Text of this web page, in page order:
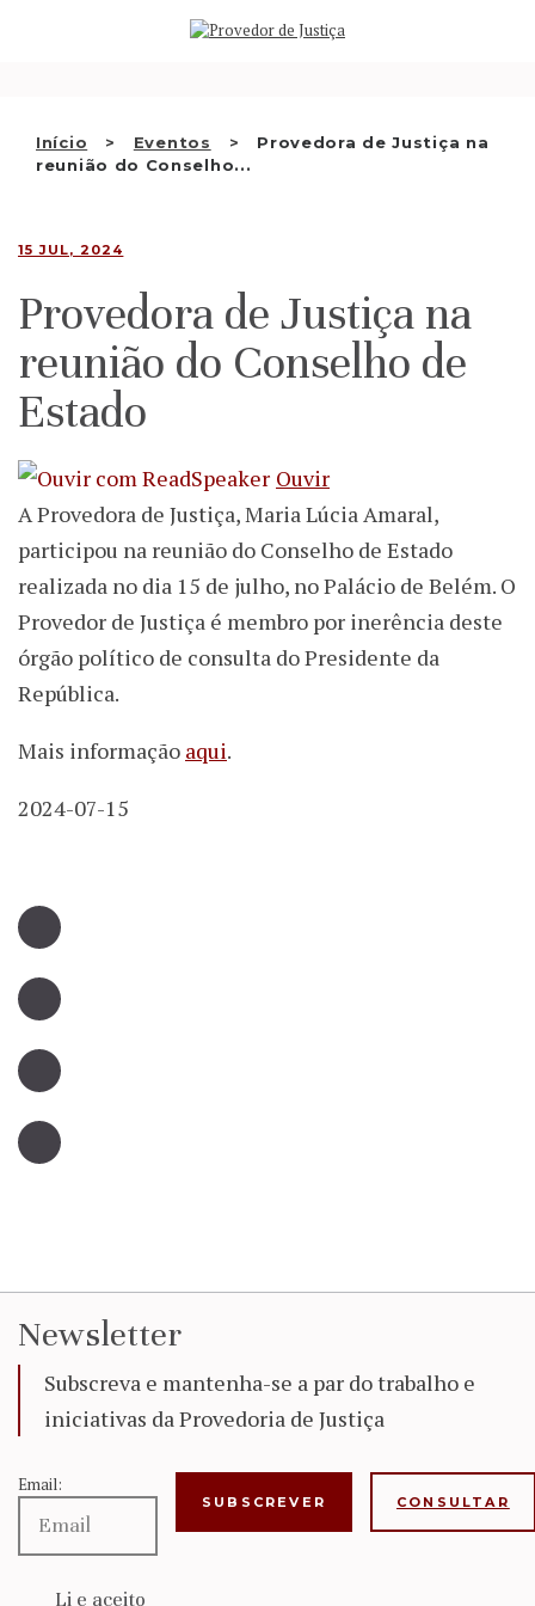
Início Eventos
Provedora de Justiça na
reunião do Conselho...
QUEM SOMOS
RECOMENDAÇÕES E OUTRAS
DECISÕES
PT
15 JUL, 2024
Provedora de Justiça na
reunião do Conselho de
Estado
Ouvir
A Provedora de Justiça, Maria Lúcia Amaral,
participou na reunião do Conselho de Estado
realizada no dia 15 de julho, no Palácio de Belém. O
Provedor de Justiça é membro por inerência deste
órgão político de consulta do Presidente da
República.
Mais informação aqui.
2024-07-15
Newsletter
Subscreva e mantenha-se a par do trabalho e
iniciativas da Provedoria de Justiça
Email:
Li e aceito
CONSULTAR